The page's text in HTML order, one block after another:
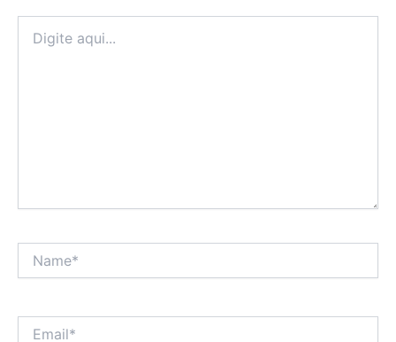
aqui...